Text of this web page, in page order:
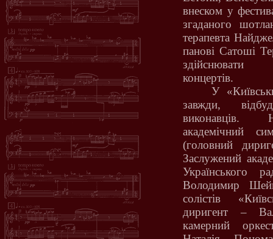
внеском у
згаданого
терапевта
панові Сатоші
здійснювати
концертів.
У
завжди,
виконавців.
академічний
(головний
Заслужений
Українського
Володимир
солістів
диригент –
камерний